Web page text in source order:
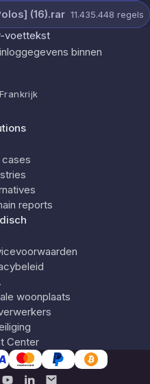
(16).rar 11.435.448 regels
binnen
cases
reports
woonplaats
Center